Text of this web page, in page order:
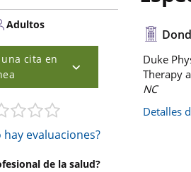
Adultos
cita en
evaluaciones?
de la salud?
Duke
Therapy
NC
Detalles